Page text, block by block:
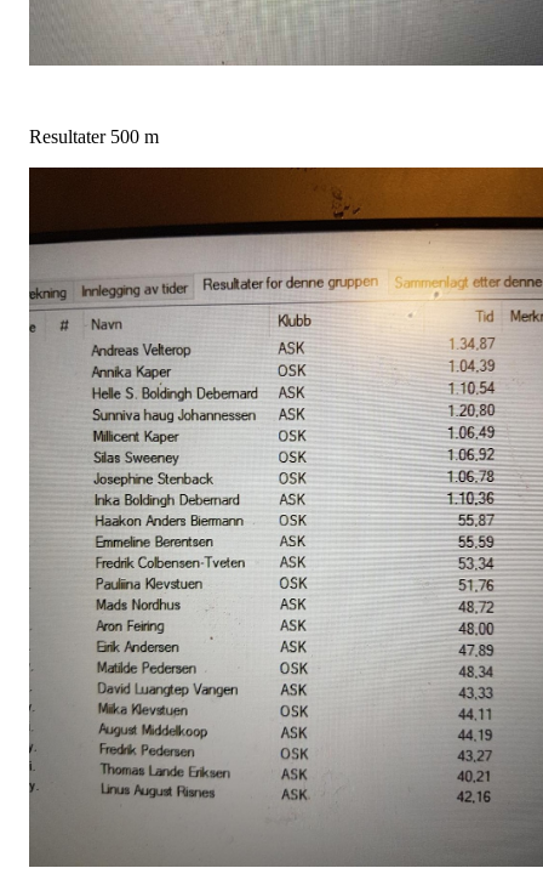
Resultater 500 m